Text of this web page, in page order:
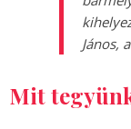
János,
Mit